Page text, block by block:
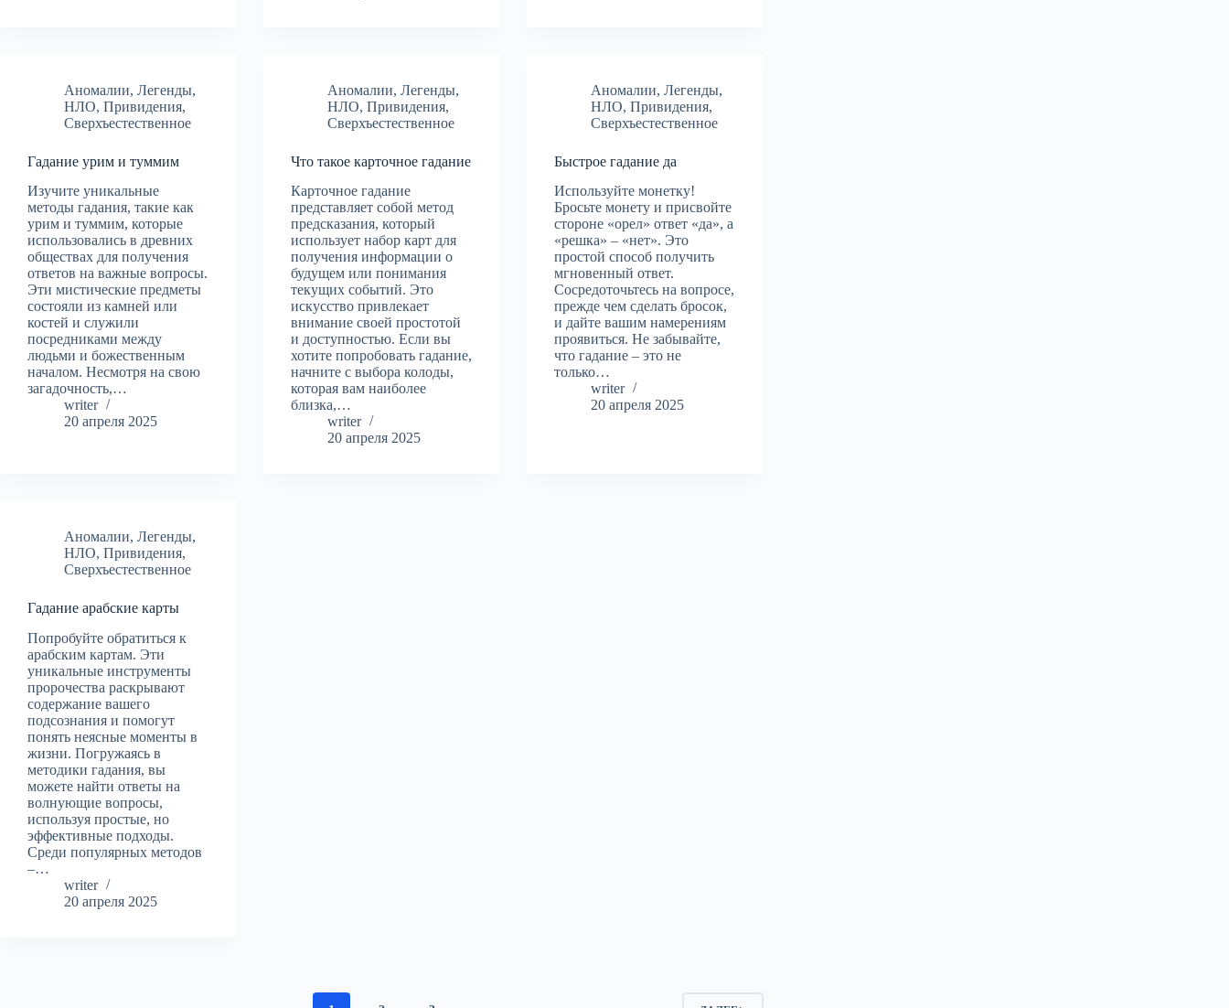
Аномалии, Легенды,
НЛО, Привидения,
Сверхъестественное
Гадание урим и туммим
Изучите уникальные
методы гадания, такие как
урим и туммим, которые
использовались в древних
обществах для получения
ответов на важные вопросы.
Эти мистические предметы
состояли из камней или
костей и служили
посредниками между
людьми и божественным
началом. Несмотря на свою
загадочность,…
writer
20 апреля 2025
Аномалии,Легенды,
НЛО,Привидения,
Сверхъестественное
Что такое карточное гадание
Карточное гадание
представляет собой метод
предсказания, который
использует набор карт для
получения информации о
будущем или понимания
текущих событий. Это
искусство привлекает
внимание своей простотой
и доступностью. Если вы
хотите попробовать гадание,
начните с выбора колоды,
которая вам наиболее
близка,…
writer
20 апреля 2025
Аномалии,Легенды,
НЛО,Привидения,
Сверхъестественное
Быстрое гадание да
Используйте монетку!
Бросьте монету и присвойте
стороне «орел» ответ «да», а
«решка» – «нет». Это
простой способ получить
мгновенный ответ.
Сосредоточьтесь на вопросе,
прежде чем сделать бросок,
и дайте вашим намерениям
проявиться. Не забывайте,
что гадание – это не
только…
writer
20 апреля 2025
Аномалии, Легенды,
НЛО, Привидения,
Сверхъестественное
Гадание арабские карты
Попробуйте обратиться к
арабским картам. Эти
уникальные инструменты
пророчества раскрывают
содержание вашего
подсознания и помогут
понять неясные моменты в
жизни. Погружаясь в
методики гадания, вы
можете найти ответы на
волнующие вопросы,
используя простые, но
эффективные подходы.
Среди популярных методов
–…
writer
20 апреля 2025